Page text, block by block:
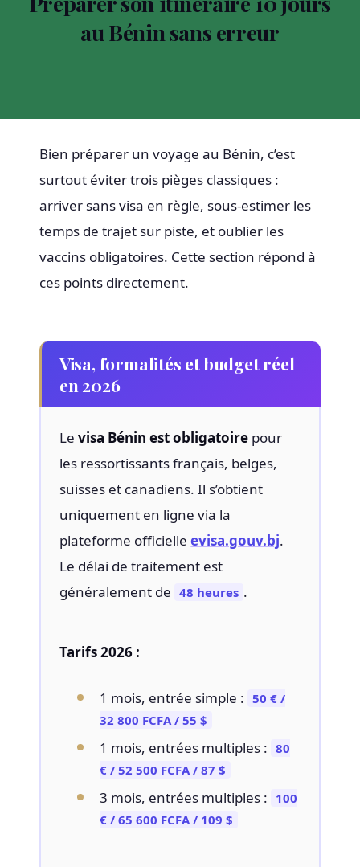
au Bénin sans erreur
Bien préparer un voyage au Bénin, c’est
surtout éviter trois pièges classiques :
arriver sans visa en règle, sous-estimer les
temps de trajet sur piste, et oublier les
vaccins obligatoires. Cette section répond à
ces points directement.
Visa, formalités et budget réel
en 2026
Levisa Bénin est obligatoire pour
les ressortissants français, belges,
suisses et canadiens. Il s’obtient
uniquement en ligne via la
plateforme officielleevisa.gouv.bj.
Le délai de traitement est
généralement de 48 heures .
Tarifs 2026 :
1 mois, entrée simple : 50 € /
32 800 FCFA / 55 $
1 mois, entrées multiples : 80
€ / 52 500 FCFA / 87 $
3 mois, entrées multiples : 100
€ / 65 600 FCFA / 109 $